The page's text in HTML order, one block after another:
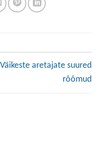
Väikeste aretajate suured
rõõmud